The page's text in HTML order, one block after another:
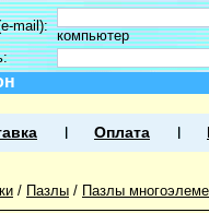
mail):
компьютер
Оплата
/ Пазлы / Пазлы